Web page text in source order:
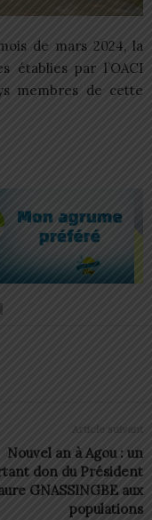
de mars 2024, la
établies par l’OACI
membres de cette
Article suivant
Nouvel an à Agou : un
don du Président
GNASSINGBE aux
populations